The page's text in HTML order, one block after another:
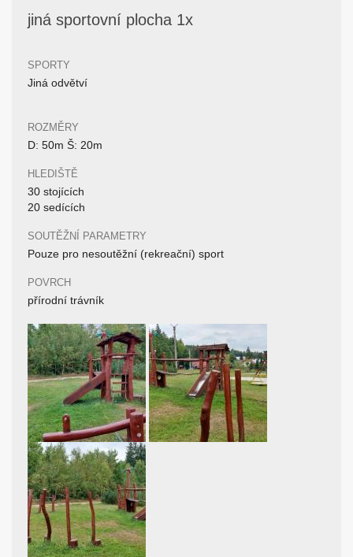
jiná sportovní plocha 1x
SPORTY
Jiná odvětví
ROZMĚRY
D: 50m Š: 20m
HLEDIŠTĚ
30 stojících
20 sedících
SOUTĚŽNÍ PARAMETRY
Pouze pro nesoutěžní (rekreační) sport
POVRCH
přírodní trávník